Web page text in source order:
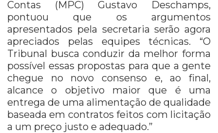
Contas (MPC) Gustavo Deschamps,
pontuou que os argumentos
apresentados pela secretaria serão agora
apreciados pelas equipes técnicas. “O
Tribunal busca conduzir da melhor forma
possível essas propostas para que a gente
chegue no novo consenso e, ao final,
alcance o objetivo maior que é uma
entrega de uma alimentação de qualidade
baseada em contratos feitos com licitação
a um preço justo e adequado.”